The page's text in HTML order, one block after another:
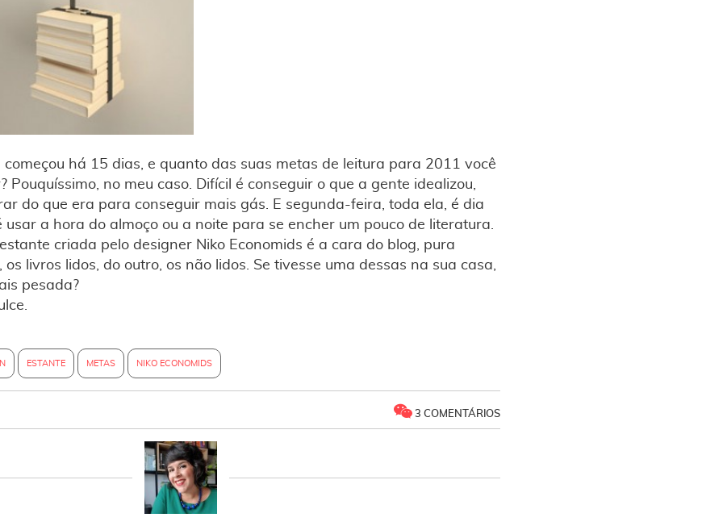
começou há 15 dias, e quanto das suas metas de leitura para 2011 você
Pouquíssimo, no meu caso. Difícil é conseguir o que a gente idealizou,
do que era para conseguir mais gás. E segunda-feira, toda ela, é dia
usar a hora do almoço ou a noite para se encher um pouco de literatura.
criada pelo designer Niko Economids é a cara do blog, pura
os livros lidos, do outro, os não lidos. Se tivesse uma dessas na sua casa,
pesada?
ESTANTE METAS NIKO ECONOMIDS
3 COMENTÁRIOS